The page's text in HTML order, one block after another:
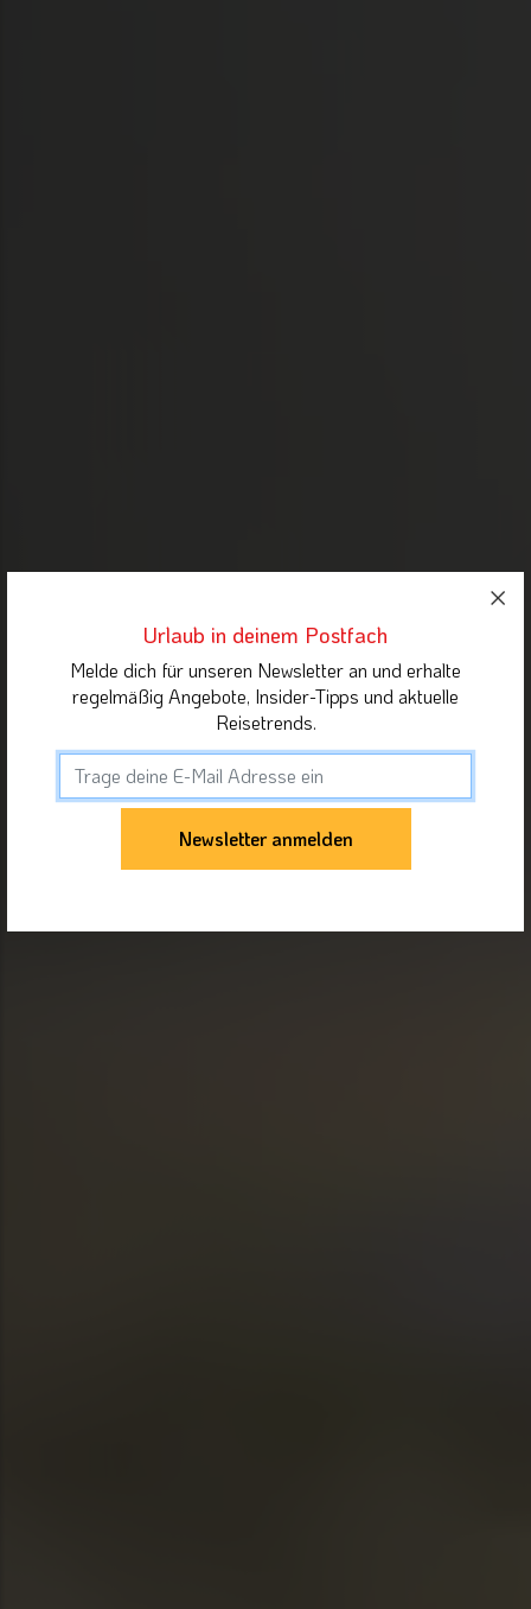
Urlaub in deinem Postfach
Melde dich für unseren Newsletter an und erhalte
regelmäßig Angebote, Insider-Tipps und aktuelle
Reisetrends.